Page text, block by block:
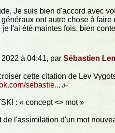
Je suis bien d'accord avec
ont autre chose à
je l'ai été maintes fois, bien
à 04:41, par Sébastien
cette citation de Lev
sebastie...
: « concept <> mot »
de l'assimilation d'un mot